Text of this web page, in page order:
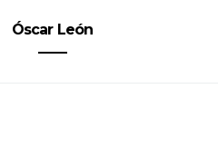
Óscar León